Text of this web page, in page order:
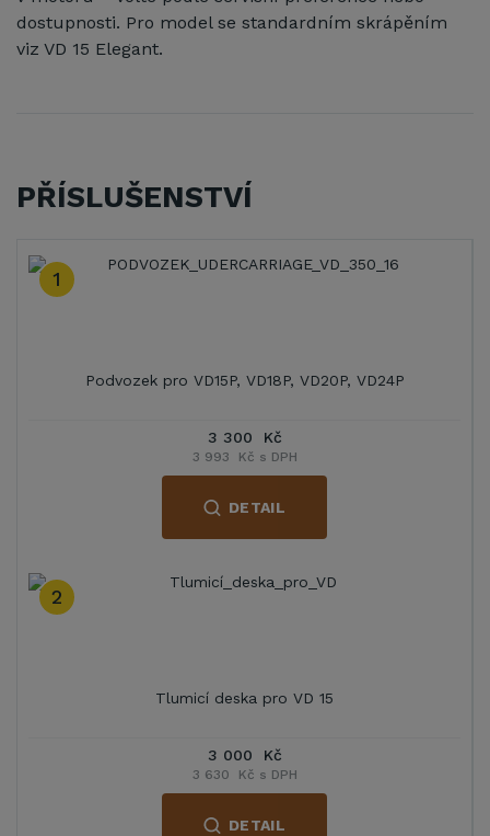
dostupnosti. Pro model se standardním skrápěním
viz VD 15 Elegant.
PŘÍSLUŠENSTVÍ
1
Podvozek pro VD15P, VD18P, VD20P, VD24P
3 300 Kč
3 993 Kč s DPH
DETAIL
2
Tlumicí deska pro VD 15
3 000 Kč
3 630 Kč s DPH
DETAIL